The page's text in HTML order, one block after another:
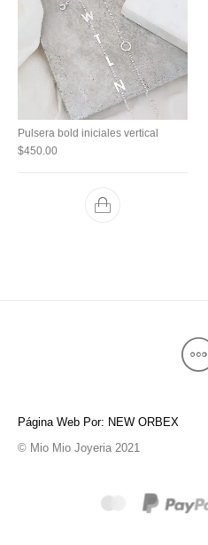
Pulsera bold iniciales vertical
$450.00
Página Web Por: NEW ORBEX
© Mio Mio Joyeria 2021